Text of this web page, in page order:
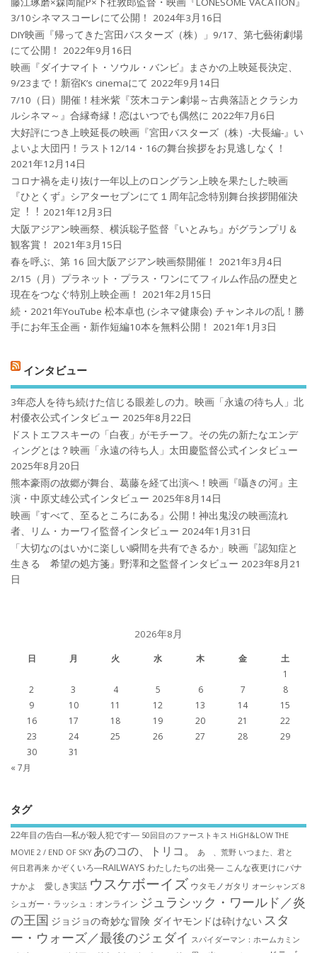
3/10シネマスコーレにて公開！
2024年3月16日
DIY映画『帰ってきた宮田バスターズ（株）」9/17、第七藝術劇場
にて公開！
2022年9月16日
映画『ダイナマイト・ソウル・バンビ』まさかの上映延長決定、
9/23まで！新宿K’s cinemaにて 2022年9月14日
7/10（日）開催！桂米紫『茨木コテン劇場～古典落語とクラシカ
ルシネマ～』合縁奇縁！恋はいつでも偶然に 2022年7月6日
大好評につき上映延長の映画『宮田バスターズ（株）-大長編-』い
よいよ大団円！ラスト12/14・16の舞台挨拶をお見逃しなく！
2021年12月14日
コロナ禍を⾛り抜け⼀年以上のロングラン上映を果たした映画
『ひとくず』シアターセブンにて１周年記念特別舞台挨拶開催決
定︕︕ 2021年12月3日
大阪アジアン映画祭、横浜聡子監督『いとみち』がグランプリ＆
観客賞！
2021年3月15日
春を呼ぶ、第 16 回大阪アジアン映画祭開催！
2021年3月4日
2/15（月）プラネット・プラス・ワンにてフィルム作品の歴史と
現在をつなぐ特別上映企画！
2021年2月15日
続・2021年YouTube 松本卓也 (シネマ健康会) チャンネルの乱！勝
手にお年玉企画・新作短編10本を無料公開！
2021年1月3日
インタビュー
3年恋人を待ち続けた信じる眼差しの力。映画「永遠の待ち人」北
村優衣公式インタビュー 2025年8月22日
ドストエフスキーの「白夜」がモチーフ。その先の新たなエンデ
ィングとは？映画「永遠の待ち人」太田慶監督公式インタビュー
2025年8月20日
熊本豪雨の故郷が舞台、葛藤を経て出演へ！映画『囁きの河』主
演・中原丈雄公式インタビュー 2025年8月14日
映画『すべて、至るところにある』公開！神出鬼没の映画流れ
者、リム・カーワイ監督インタビュー 2024年1月31日
「大切なのはいかに楽しい瞬間を共有できるか」映画『認知症と
生きる 希望の処方箋』野澤和之監督インタビュー 2023年8月21
日
2026年8月
日 月 火 水 木 金
土
1
2
3 4 5 6 7
8
9
10 11 12 13 14
15
16
17 18 19 20 21
22
23
24 25 26 27 28
29
30
31
« 7月
タグ
22年目の告白―私が殺人犯です― 50回目のファーストキス HiGH&LOW THE
MOVIE 2 / END OF SKY あのコの、トリコ。 あゝ、荒野 いつまた、君と
何日君再来 かぞくいろ―RAILWAYS わたしたちの出発― こんな夜更けにバナ
ナかよ 愛しき実話 ウスケボーイズ ウタモノガタリ オーシャンズ８
シュガー・ラッシュ：オ​ンライン ジュラシック・ワールド／炎
の王国 ジョジョの奇妙な冒険 ダイヤモンドは砕けない スタ
ー・ウォーズ／最後のジェダイ スパイダーマン：ホームカミン